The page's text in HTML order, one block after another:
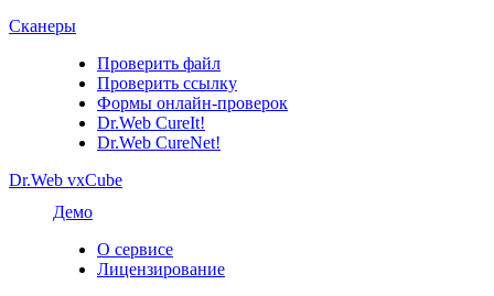
Сканеры
Проверить файл
Проверить ссылку
Формы онлайн-проверок
Dr.Web CureIt!
Dr.Web CureNet!
Dr.Web vxCube
Демо
О сервисе
Лицензирование